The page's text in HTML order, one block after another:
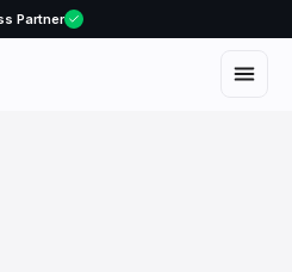
Partner